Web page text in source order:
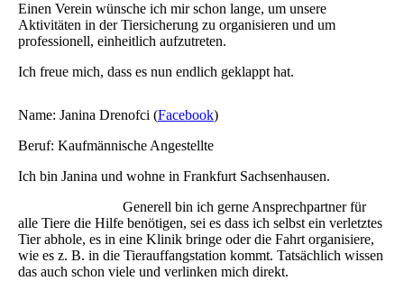
Einen Verein wünsche ich mir schon lange, um unsere
Aktivitäten in der Tiersicherung zu organisieren und um
professionell, einheitlich aufzutreten.
Ich freue mich, dass es nun endlich geklappt hat.
Name: Janina Drenofci (Facebook)
Beruf: Kaufmännische Angestellte
Ich bin Janina und wohne in Frankfurt Sachsenhausen.
Generell bin ich gerne Ansprechpartner für
alle Tiere die Hilfe benötigen, sei es dass ich selbst ein verletztes
Tier abhole, es in eine Klinik bringe oder die Fahrt organisiere,
wie es z. B. in die Tierauffangstation kommt. Tatsächlich wissen
das auch schon viele und verlinken mich direkt.